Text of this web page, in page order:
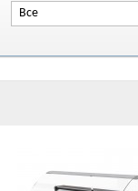
Все